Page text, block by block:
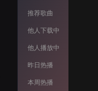
推荐歌曲
他人下载中
他人播放中
昨日热播
本周热播